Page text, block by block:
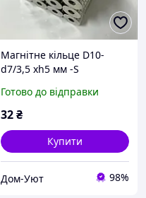
Магнітне кільце D10-
d7/3,5 xh5 мм -S
Готово до відправки
32₴
Купити
Дом-Уют 98%